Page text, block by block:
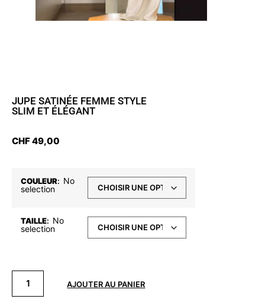
JUPE SATINÉE FEMME STYLE
SLIM ET ÉLÉGANT
CHF49,00
COULEUR: No
selection
TAILLE: No
selection
AJOUTER AU PANIER